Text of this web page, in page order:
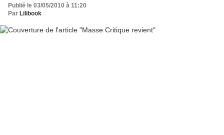
Publié le 03/05/2010 à 11:20
Par Lilibook